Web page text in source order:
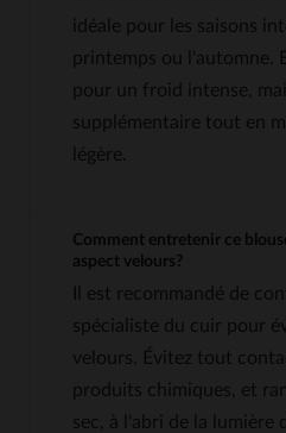
idéale pour les saisons
printemps ou l'automne.
pour un froid intense,
supplémentaire tout en
légère.
Comment entretenir ce
aspect velours?
Il est recommandé de
spécialiste du cuir pour
velours. Évitez tout
produits chimiques, et
sec, à l'abri de la lumière